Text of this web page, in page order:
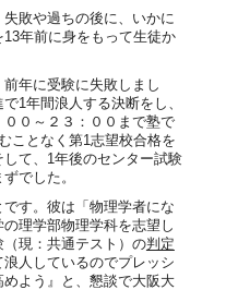
失敗や過ちの後に、いかに
年前に身をもって生徒か
年に受験に失敗しまし
1年間浪人する決断をし、
０～２３：００まで塾で
ことなく第1志望校合格を
て、1年後のセンター試験
でした。
す。彼は「物理学者にな
理学部物理学科を志望し
現：共通テスト）の判定
人しているのでプレッシ
よう』と、懇談で大阪大